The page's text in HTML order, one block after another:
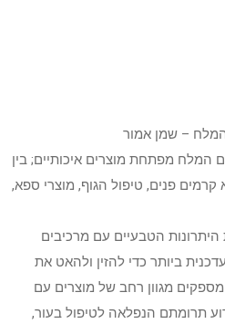
– שמן אמור
המלח מפתחת מוצרים איכותיים; בין
קרמים פנים, טיפול הגוף, מוצרי ספא,
הטבעיים עם מרכיבים
ביותר כדי להזין ולהאט את
מגוון רחב של מוצרים עם
תרומתם הנפלאה לטיפול בעור,